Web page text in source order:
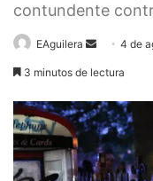
contundente
EAguilera
Send4 de
3 minutos de lectura